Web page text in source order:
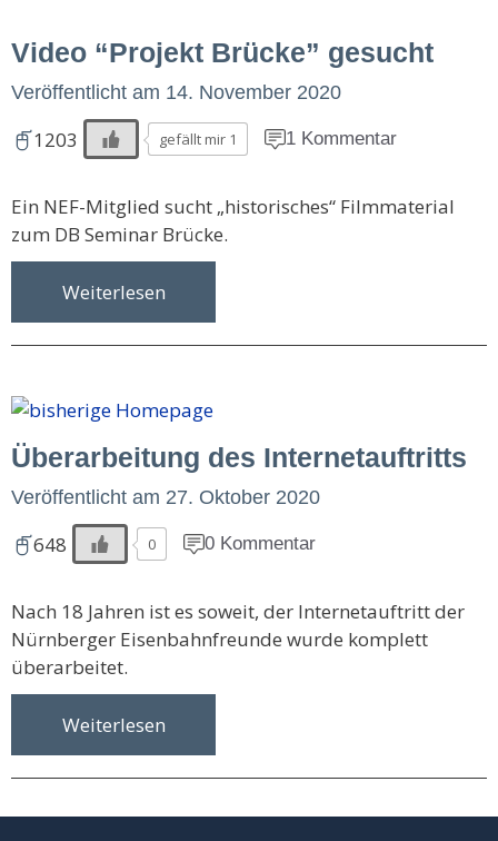
Video “Projekt Brücke” gesucht
Veröffentlicht am 14. November 2020
1203 gefällt mir 1 1 Kommentar
Ein NEF-Mitglied sucht „historisches“ Filmmaterial
zum DB Seminar Brücke.
Weiterlesen
Überarbeitung des Internetauftritts
Veröffentlicht am 27. Oktober 2020
648 0 0 Kommentar
Nach 18 Jahren ist es soweit, der Internetauftritt der
Nürnberger Eisenbahnfreunde wurde komplett
überarbeitet.
Weiterlesen